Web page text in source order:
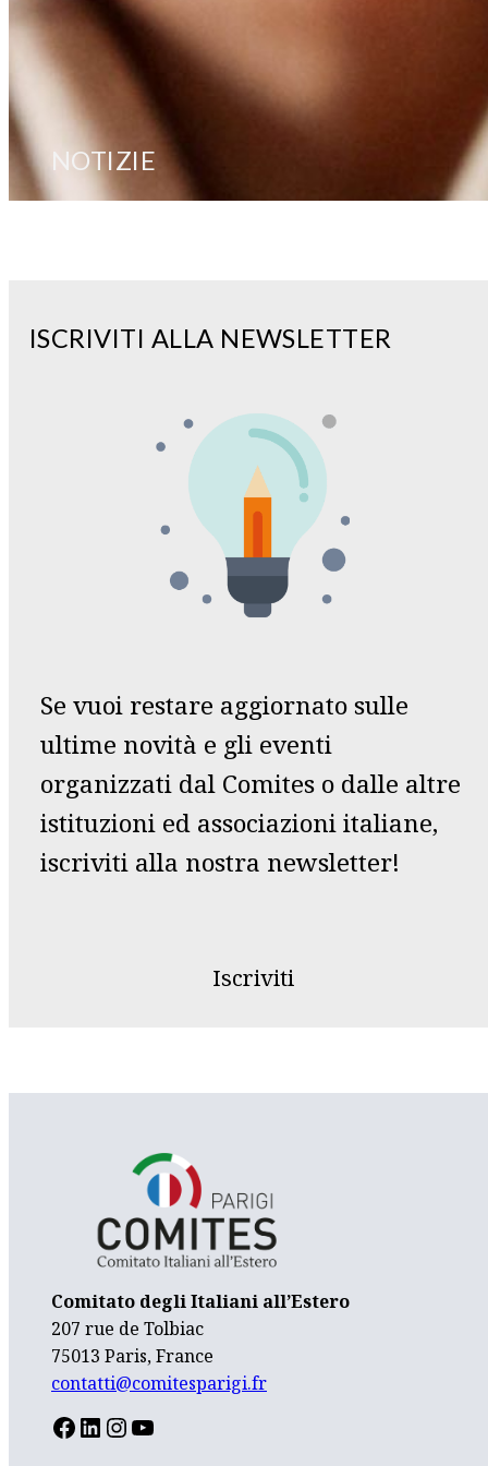
NOTIZIE
ISCRIVITI ALLA NEWSLETTER
Se vuoi restare aggiornato sulle
ultime novità e gli eventi
organizzati dal Comites o dalle altre
istituzioni ed associazioni italiane,
iscriviti alla nostra newsletter!
Iscriviti
Comitato degli Italiani all’Estero
207 rue de Tolbiac
75013 Paris, France
contatti@comitesparigi.fr
FACEBOOK LINKEDIN INSTAGRAM YOUTUBE